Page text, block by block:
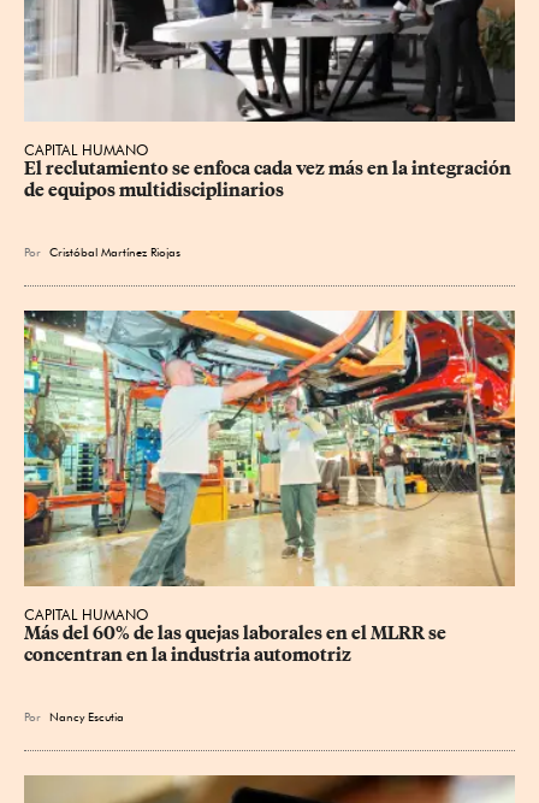
CAPITAL HUMANO
El reclutamiento se enfoca cada vez más en la integración
de equipos multidisciplinarios
Por Cristóbal Martínez Riojas
CAPITAL HUMANO
Más del 60% de las quejas laborales en el MLRR se
concentran en la industria automotriz
Por Nancy Escutia